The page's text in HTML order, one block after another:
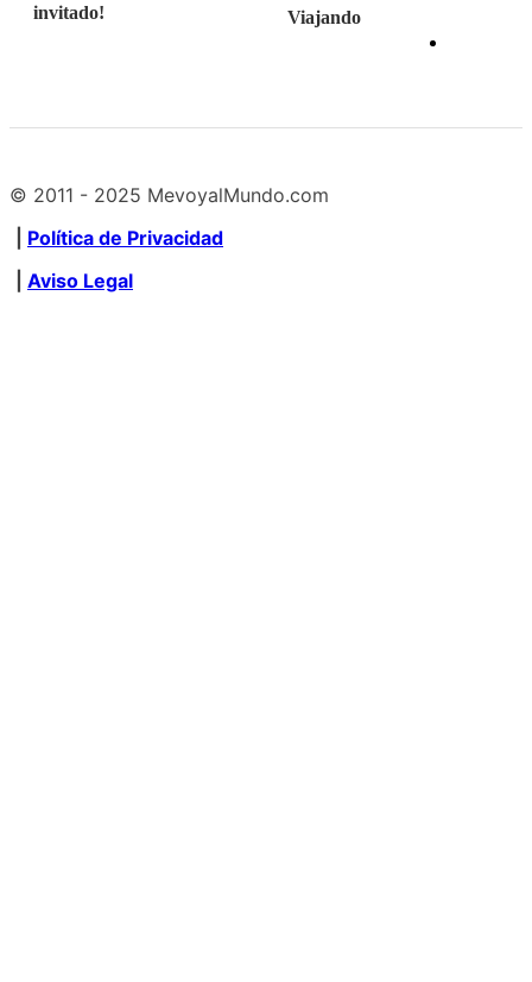
invitado!
Viajando
© 2011 - 2025 MevoyalMundo.com
Política de Privacidad
Aviso Legal